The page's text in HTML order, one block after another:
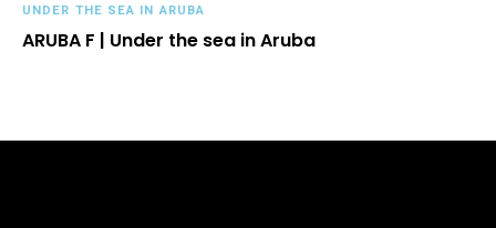
UNDER THE SEA IN ARUBA
ARUBA F | Under the sea in Aruba